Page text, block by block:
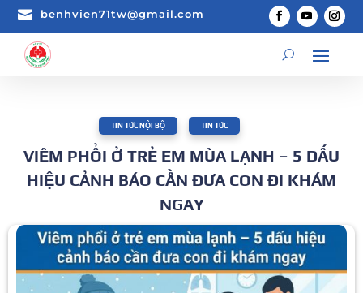
 benhvien71tw@gmail.com
TIN TỨC NỘI BỘ TIN TỨC
VIÊM PHỔI Ở TRẺ EM MÙA LẠNH – 5 DẤU
HIỆU CẢNH BÁO CẦN ĐƯA CON ĐI KHÁM
NGAY